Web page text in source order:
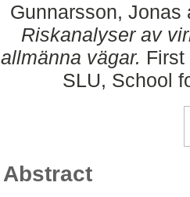
Gunnarsson, Jonas
Riskanalyser av
allmänna vägar.
SLU, School
Abstract